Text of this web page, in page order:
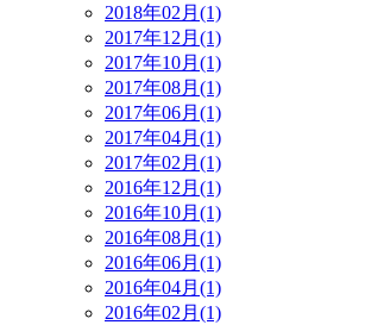
2018年02月(1)
2017年12月(1)
2017年10月(1)
2017年08月(1)
2017年06月(1)
2017年04月(1)
2017年02月(1)
2016年12月(1)
2016年10月(1)
2016年08月(1)
2016年06月(1)
2016年04月(1)
2016年02月(1)